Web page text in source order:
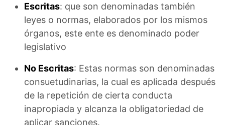
Escritas: que son denominadas también
leyes o normas, elaborados por los mismos
órganos, este ente es denominado poder
legislativo
No Escritas: Estas normas son denominadas
consuetudinarias, la cual es aplicada después
de la repetición de cierta conducta
inapropiada y alcanza la obligatoriedad de
aplicar sanciones.